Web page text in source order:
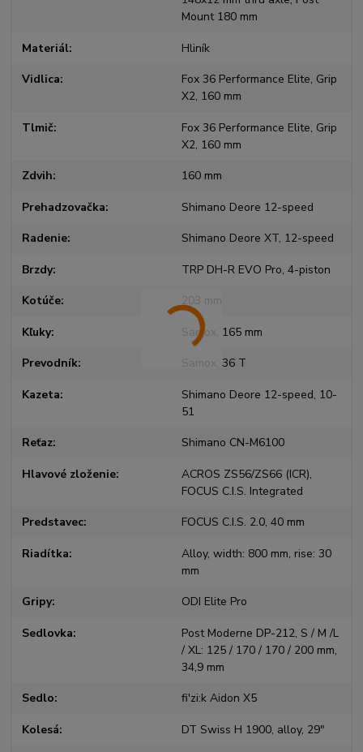
Mount 180 mm
Materiál Hliník
Vidlica
Fox 36 Performance Elite, Grip
X2, 160 mm
Tlmič
Fox 36 Performance Elite, Grip
X2, 160 mm
Zdvih 160 mm
Prehadzovačka Shimano Deore 12-speed
Radenie Shimano Deore XT, 12-speed
Brzdy TRP DH-R EVO Pro, 4-piston
Kotúče 203 mm
Kľuky Samox, 165 mm
Prevodník Samox, 36 T
Kazeta
Shimano Deore 12-speed, 10-
51
Reťaz Shimano CN-M6100
Hlavové zloženie
ACROS ZS56/ZS66 (ICR),
FOCUS C.I.S. Integrated
Predstavec FOCUS C.I.S. 2.0, 40 mm
Riadítka
Alloy, width: 800 mm, rise: 30
mm
Gripy ODI Elite Pro
Sedlovka
Post Moderne DP-212, S / M /L
/ XL: 125 / 170 / 170 / 200 mm,
34,9 mm
Sedlo fi'zi:k Aidon X5
Kolesá DT Swiss H 1900, alloy, 29"